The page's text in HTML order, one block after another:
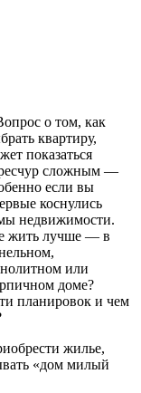
о том, как
квартиру,
показаться
сложным —
если вы
коснулись
недвижимости.
жить лучше — в
или
доме?
планировок и чем
жилье,
«дом милый